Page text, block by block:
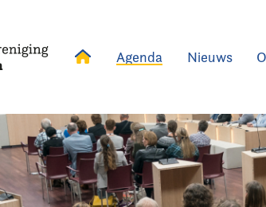
Agenda Nieuws
Nieuws Agenda Raadslid